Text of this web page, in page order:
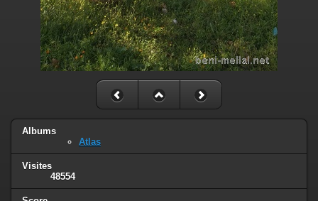
Albums
Atlas
Visites
48554